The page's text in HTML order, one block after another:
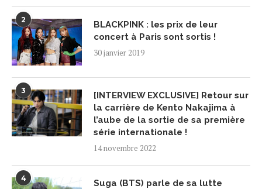
2
BLACKPINK : les prix de leur
concert à Paris sont sortis !
30 janvier 2019
3
[INTERVIEW EXCLUSIVE] Retour sur
la carrière de Kento Nakajima à
l’aube de la sortie de sa première
série internationale !
14 novembre 2022
4
Suga (BTS) parle de sa lutte